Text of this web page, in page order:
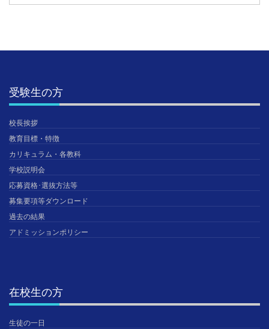
受験生の方
校長挨拶
教育目標・特徴
カリキュラム・各教科
学校説明会
応募資格･選抜方法等
募集要項等ダウンロード
過去の結果
アドミッションポリシー
在校生の方
生徒の一日